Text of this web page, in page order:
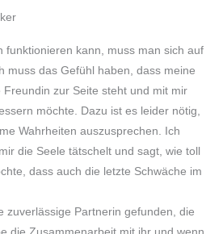
funktionieren kann, muss man sich auf
muss das Gefühl haben, dass meine
Freundin zur Seite steht und mit mir
möchte. Dazu ist es leider nötig,
Wahrheiten auszusprechen. Ich
die Seele tätschelt und sagt, wie toll
dass auch die letzte Schwäche im
zuverlässige Partnerin gefunden, die